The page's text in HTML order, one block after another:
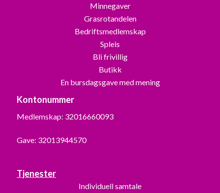
Minnegaver
Grasrotandelen
Bedriftsmedlemskap
Spleis
Bli frivillig
Butikk
En bursdagsgave med mening
Kontonummer
Medlemskap: 32016660093
Gave: 32013944570
Tjenester
Individuell samtale